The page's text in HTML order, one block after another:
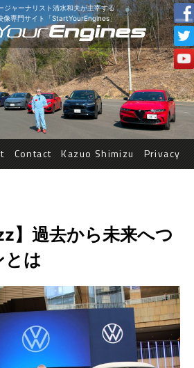
ジャーナリスト清水和夫が主宰する
像専門サイト「StartYourEngines」
Contact Kazuo Shimizu Privacy
】過去から未来へつ
とは